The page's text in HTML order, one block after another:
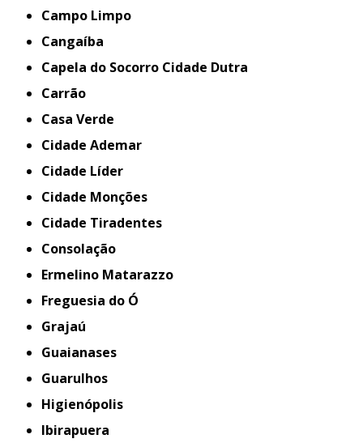
Campo Limpo
Cangaíba
Capela do Socorro Cidade Dutra
Carrão
Casa Verde
Cidade Ademar
Cidade Líder
Cidade Monções
Cidade Tiradentes
Consolação
Ermelino Matarazzo
Freguesia do Ó
Grajaú
Guaianases
Guarulhos
Higienópolis
Ibirapuera